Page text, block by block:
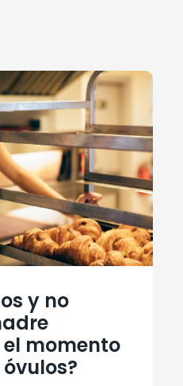
y no
el momento